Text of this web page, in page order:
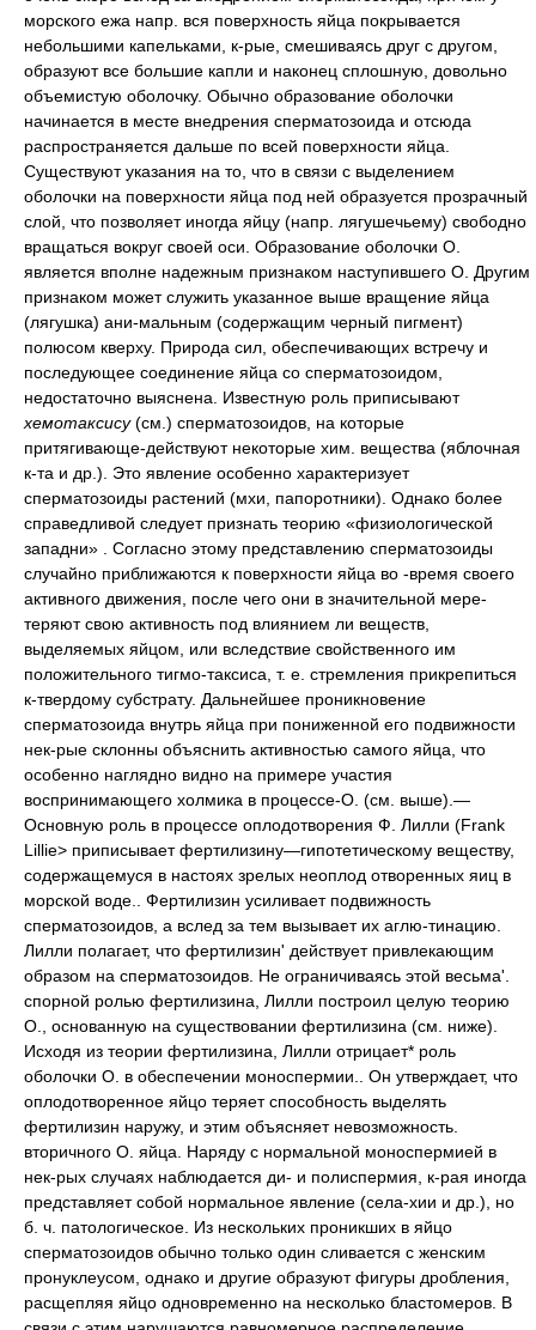
морского ежа напр. вся поверхность яйца покрывается
небольшими капельками, к-рые, смешиваясь друг с другом,
образуют все большие капли и наконец сплошную, довольно
объемистую оболочку. Обычно образование оболочки
начинается в месте внедрения сперматозоида и отсюда
распространяется дальше по всей поверхности яйца.
Существуют указания на то, что в связи с выделением
оболочки на поверхности яйца под ней образуется прозрачный
слой, что позволяет иногда яйцу (напр. лягушечьему) свободно
вращаться вокруг своей оси. Образование оболочки О.
является вполне надежным признаком наступившего О. Другим
признаком может служить указанное выше вращение яйца
(лягушка) ани-мальным (содержащим черный пигмент)
полюсом кверху. Природа сил, обеспечивающих встречу и
последующее соединение яйца со сперматозоидом,
недостаточно выяснена. Известную роль приписывают
хемотаксису(см.) сперматозоидов, на которые
притягивающе-действуют некоторые хим. вещества (яблочная
к-та и др.). Это явление особенно характеризует
сперматозоиды растений (мхи, папоротники). Однако более
справедливой следует признать теорию «физиологической
западни» . Согласно этому представлению сперматозоиды
случайно приближаются к поверхности яйца во -время своего
активного движения, после чего они в значительной мере-
теряют свою активность под влиянием ли веществ,
выделяемых яйцом, или вследствие свойственного им
положительного тигмо-таксиса, т. е. стремления прикрепиться
к-твердому субстрату. Дальнейшее проникновение
сперматозоида внутрь яйца при пониженной его подвижности
нек-рые склонны объяснить активностью самого яйца, что
особенно наглядно видно на примере участия
воспринимающего холмика в процессе-О. (см. выше).—
Основную роль в процессе оплодотворения Ф. Лилли (Frank
Lillie> приписывает фертилизину—гипотетическому веществу,
содержащемуся в настоях зрелых неоплод отворенных яиц в
морской воде.. Фертилизин усиливает подвижность
сперматозоидов, а вслед за тем вызывает их аглю-тинацию.
Лилли полагает, что фертилизин' действует привлекающим
образом на сперматозоидов. Не ограничиваясь этой весьма'.
спорной ролью фертилизина, Лилли построил целую теорию
О., основанную на существовании фертилизина (см. ниже).
Исходя из теории фертилизина, Лилли отрицает* роль
оболочки О. в обеспечении моноспермии.. Он утверждает, что
оплодотворенное яйцо теряет способность выделять
фертилизин наружу, и этим объясняет невозможность.
вторичного О. яйца. Наряду с нормальной моноспермией в
нек-рых случаях наблюдается ди- и полиспермия, к-рая иногда
представляет собой нормальное явление (села-хии и др.), но
б. ч. патологическое. Из нескольких проникших в яйцо
сперматозоидов обычно только один сливается с женским
пронуклеусом, однако и другие образуют фигуры дробления,
расщепляя яйцо одновременно на несколько бластомеров. В